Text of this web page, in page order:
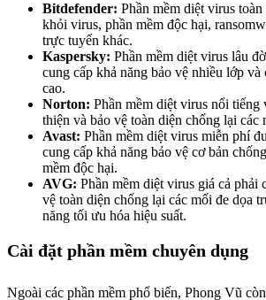
Bitdefender: Phần mềm diệt virus
khỏi virus, phần mềm độc hại,
trực tuyến khác.
Kaspersky: Phần mềm diệt virus lâu
cung cấp khả năng bảo vệ nhiều lớp và
cao.
Norton: Phần mềm diệt virus nổi tiếng
thiện và bảo vệ toàn diện chống lại các
Avast: Phần mềm diệt virus miễn phí
cung cấp khả năng bảo vệ cơ bản
mềm độc hại.
AVG: Phần mềm diệt virus giá cả phải
vệ toàn diện chống lại các mối đe dọa
năng tối ưu hóa hiệu suất.
Cài đặt phần mềm chuyên dụng
Ngoài các phần mềm phổ biến, Phong Vũ